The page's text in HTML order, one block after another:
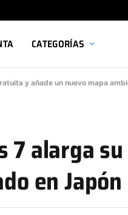
CATEGORÍAS
y añade un nuevo mapa
7 alarga
en Japón